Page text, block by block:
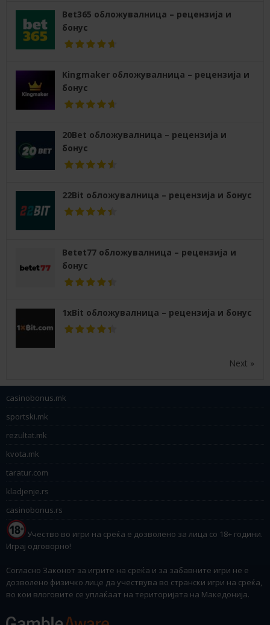
Bet365 обложувалница – рецензија и
бонус
Kingmaker обложувалница – рецензија и
бонус
20Bet обложувалница – рецензија и
бонус
22Bit обложувалница – рецензија и бонус
Betet77 обложувалница – рецензија и
бонус
1xBit обложувалница – рецензија и бонус
Next »
casinobonus.mk
sportski.mk
rezultat.mk
kvota.mk
taratur.com
kladjenje.rs
casinobonus.rs
Учество во игри на среќа е дозволено за лица со 18+ години.
Играј одговорно!
Согласно Законот за игрите на среќа и за забавните игри не е
дозволено физичко лице да учествува во странски игри на среќа,
во кои влоговите се уплаќаат на територијата на Македонија.